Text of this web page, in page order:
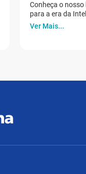
Conheça o
para a era da
Ver Mais...